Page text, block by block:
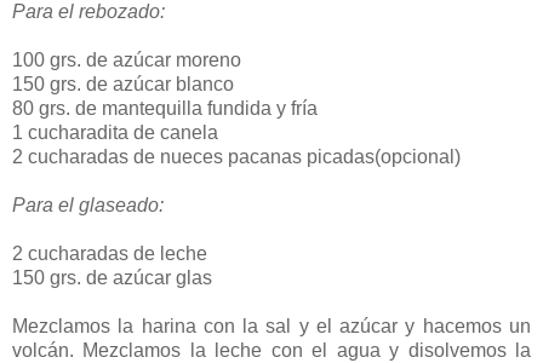
Para el rebozado:
100 grs. de azúcar moreno
150 grs. de azúcar blanco
80 grs. de mantequilla fundida y fría
1 cucharadita de canela
2 cucharadas de nueces pacanas picadas(opcional)
Para el glaseado:
2 cucharadas de leche
150 grs. de azúcar glas
Mezclamos la harina con la sal y el azúcar y hacemos un
volcán. Mezclamos la leche con el agua y disolvemos la